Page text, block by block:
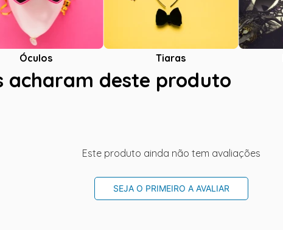
Óculos Tiaras
acharam deste produto
Este produto ainda não tem avaliações
SEJA O PRIMEIRO A AVALIAR